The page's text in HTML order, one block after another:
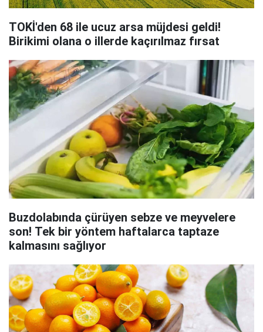
TOKİ'den 68 ile ucuz arsa müjdesi geldi!
Birikimi olana o illerde kaçırılmaz fırsat
Buzdolabında çürüyen sebze ve meyvelere
son! Tek bir yöntem haftalarca taptaze
kalmasını sağlıyor